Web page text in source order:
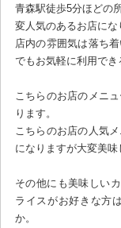
青森駅徒歩5分ほどの
変人気のあるお店にな
店内の雰囲気は落ち
でもお気軽に利用でき
こちらのお店のメニ
ります。
こちらのお店の人気
になりますが大変美味
その他にも美味しい
ライスがお好きな方
か。